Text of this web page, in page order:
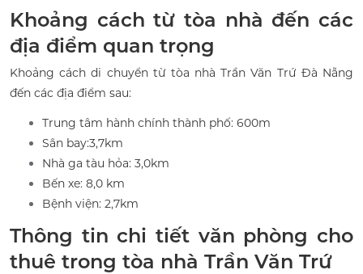
Khoảng cách từ tòa nhà đến các
địa điểm quan trọng
Khoảng cách di chuyển từ tòa nhà Trần Văn Trứ Đà Nẵng
đến các địa điểm sau:
Trung tâm hành chính thành phố: 600m
Sân bay:3,7km
Nhà ga tàu hỏa: 3,0km
Bến xe: 8,0 km
Bệnh viện: 2,7km
Thông tin chi tiết văn phòng cho
thuê trong tòa nhà Trần Văn Trứ